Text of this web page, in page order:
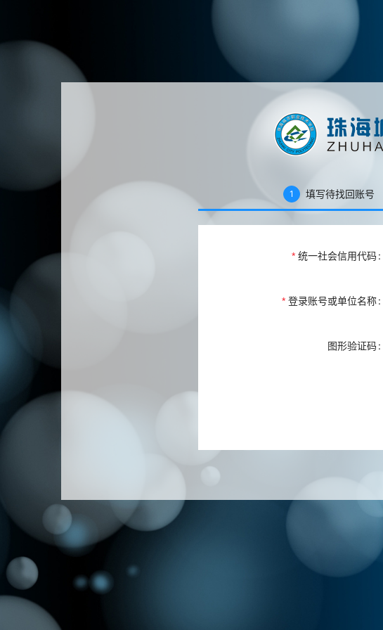
1 填写待找回账号
统一社会信用代码
登录账号或单位名称
图形验证码